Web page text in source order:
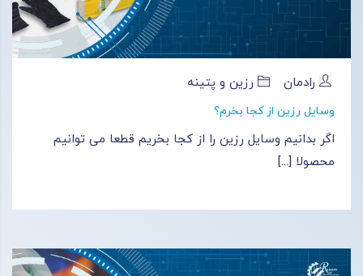
رادمان رزین و پتینه
وسایل رزین از کجا بخرم؟
اگر بدانیم وسایل رزین را از کجا بخریم قطعا می‌ توانیم
محصولا [...]